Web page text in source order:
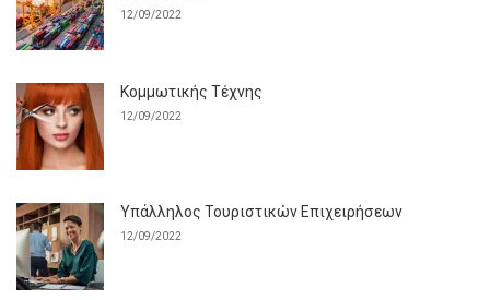
12/09/2022
Κομμωτικής Τέχνης
12/09/2022
Υπάλληλος Τουριστικών Επιχειρήσεων
12/09/2022